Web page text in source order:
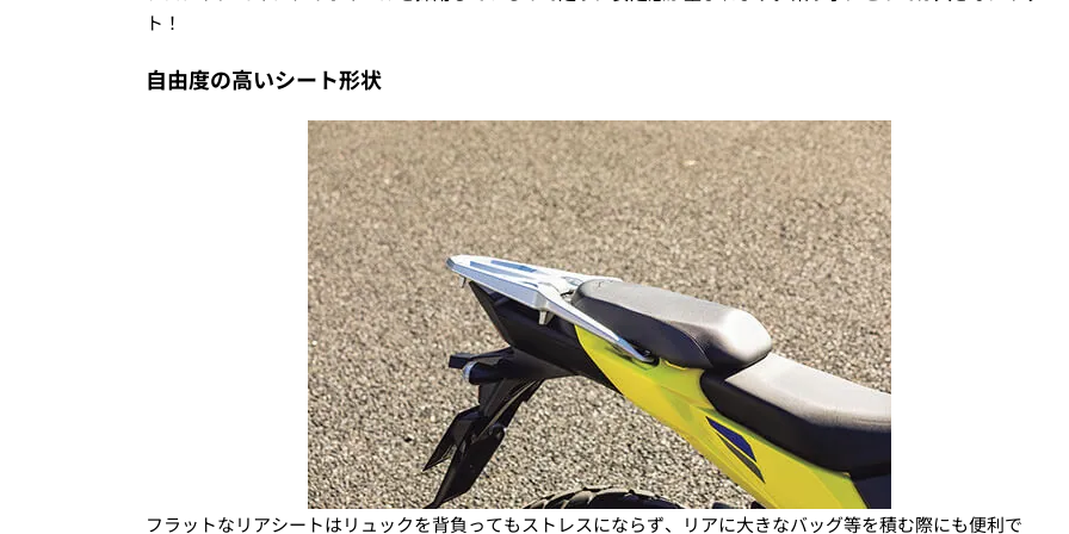
ト！
自由度の高いシート形状
フラットなリアシートはリュックを背負ってもストレスにならず、リアに大きなバッグ等を積む際にも便利で